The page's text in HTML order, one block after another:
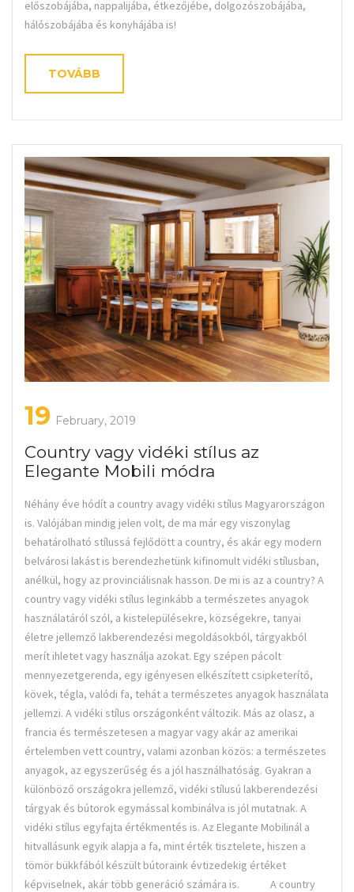
előszobájába, nappalijába, étkezőjébe, dolgozószobájába,
hálószobájába és konyhájába is!
TOVÁBB
19 February, 2019
Country vagy vidéki stílus az
Elegante Mobili módra
Néhány éve hódít a country avagy vidéki stílus Magyarországon
is. Valójában mindig jelen volt, de ma már egy viszonylag
behatárolható stílussá fejlődött a country, és akár egy modern
belvárosi lakást is berendezhetünk kifinomult vidéki stílusban,
anélkül, hogy az provinciálisnak hasson. De mi is az a country? A
country vagy vidéki stílus leginkább a természetes anyagok
használatáról szól, a kistelepülésekre, községekre, tanyai
életre jellemző lakberendezési megoldásokból, tárgyakból
merít ihletet vagy használja azokat. Egy szépen pácolt
mennyezetgerenda, egy igényesen elkészített csipketerítő,
kövek, tégla, valódi fa, tehát a természetes anyagok használata
jellemzi. A vidéki stílus országonként változik. Más az olasz, a
francia és természetesen a magyar vagy akár az amerikai
értelemben vett country, valami azonban közös: a természetes
anyagok, az egyszerűség és a jól használhatóság. Gyakran a
különböző országokra jellemző, vidéki stílusú lakberendezési
tárgyak és bútorok egymással kombinálva is jól mutatnak. A
vidéki stílus egyfajta értékmentés is. Az Elegante Mobilinál a
hitvallásunk egyik alapja a fa, mint érték tisztelete, hiszen a
tömör bükkfából készült bútoraink évtizedekig értéket
képviselnek, akár több generáció számára is. A country